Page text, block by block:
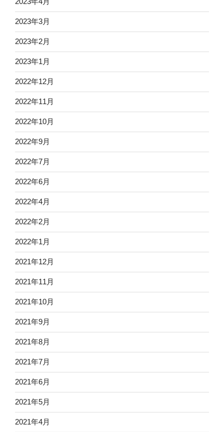
2023年3月
2023年2月
2023年1月
2022年12月
2022年11月
2022年10月
2022年9月
2022年7月
2022年6月
2022年4月
2022年2月
2022年1月
2021年12月
2021年11月
2021年10月
2021年9月
2021年8月
2021年7月
2021年6月
2021年5月
2021年4月